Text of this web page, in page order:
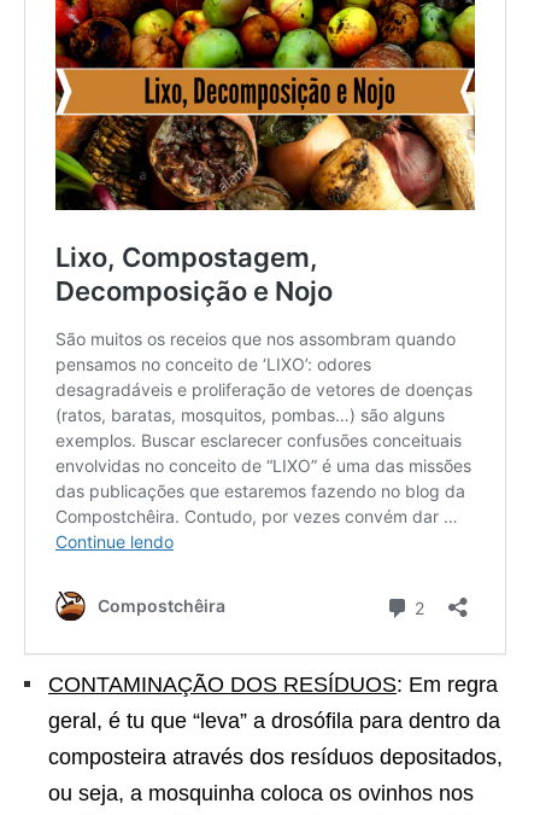
CONTAMINAÇÃO DOS RESÍDUOS: Em regra
geral, é tu que “leva” a drosófila para dentro da
composteira através dos resíduos depositados,
ou seja, a mosquinha coloca os ovinhos nos